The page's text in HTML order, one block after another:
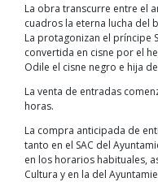
La obra transcurre entre el
cuadros la eterna lucha del
La protagonizan el príncipe
convertida en cisne por el
Odile el cisne negro e hija
La venta de entradas
horas.
La compra anticipada de
tanto en el SAC del
en los horarios habituales,
Cultura y en la del